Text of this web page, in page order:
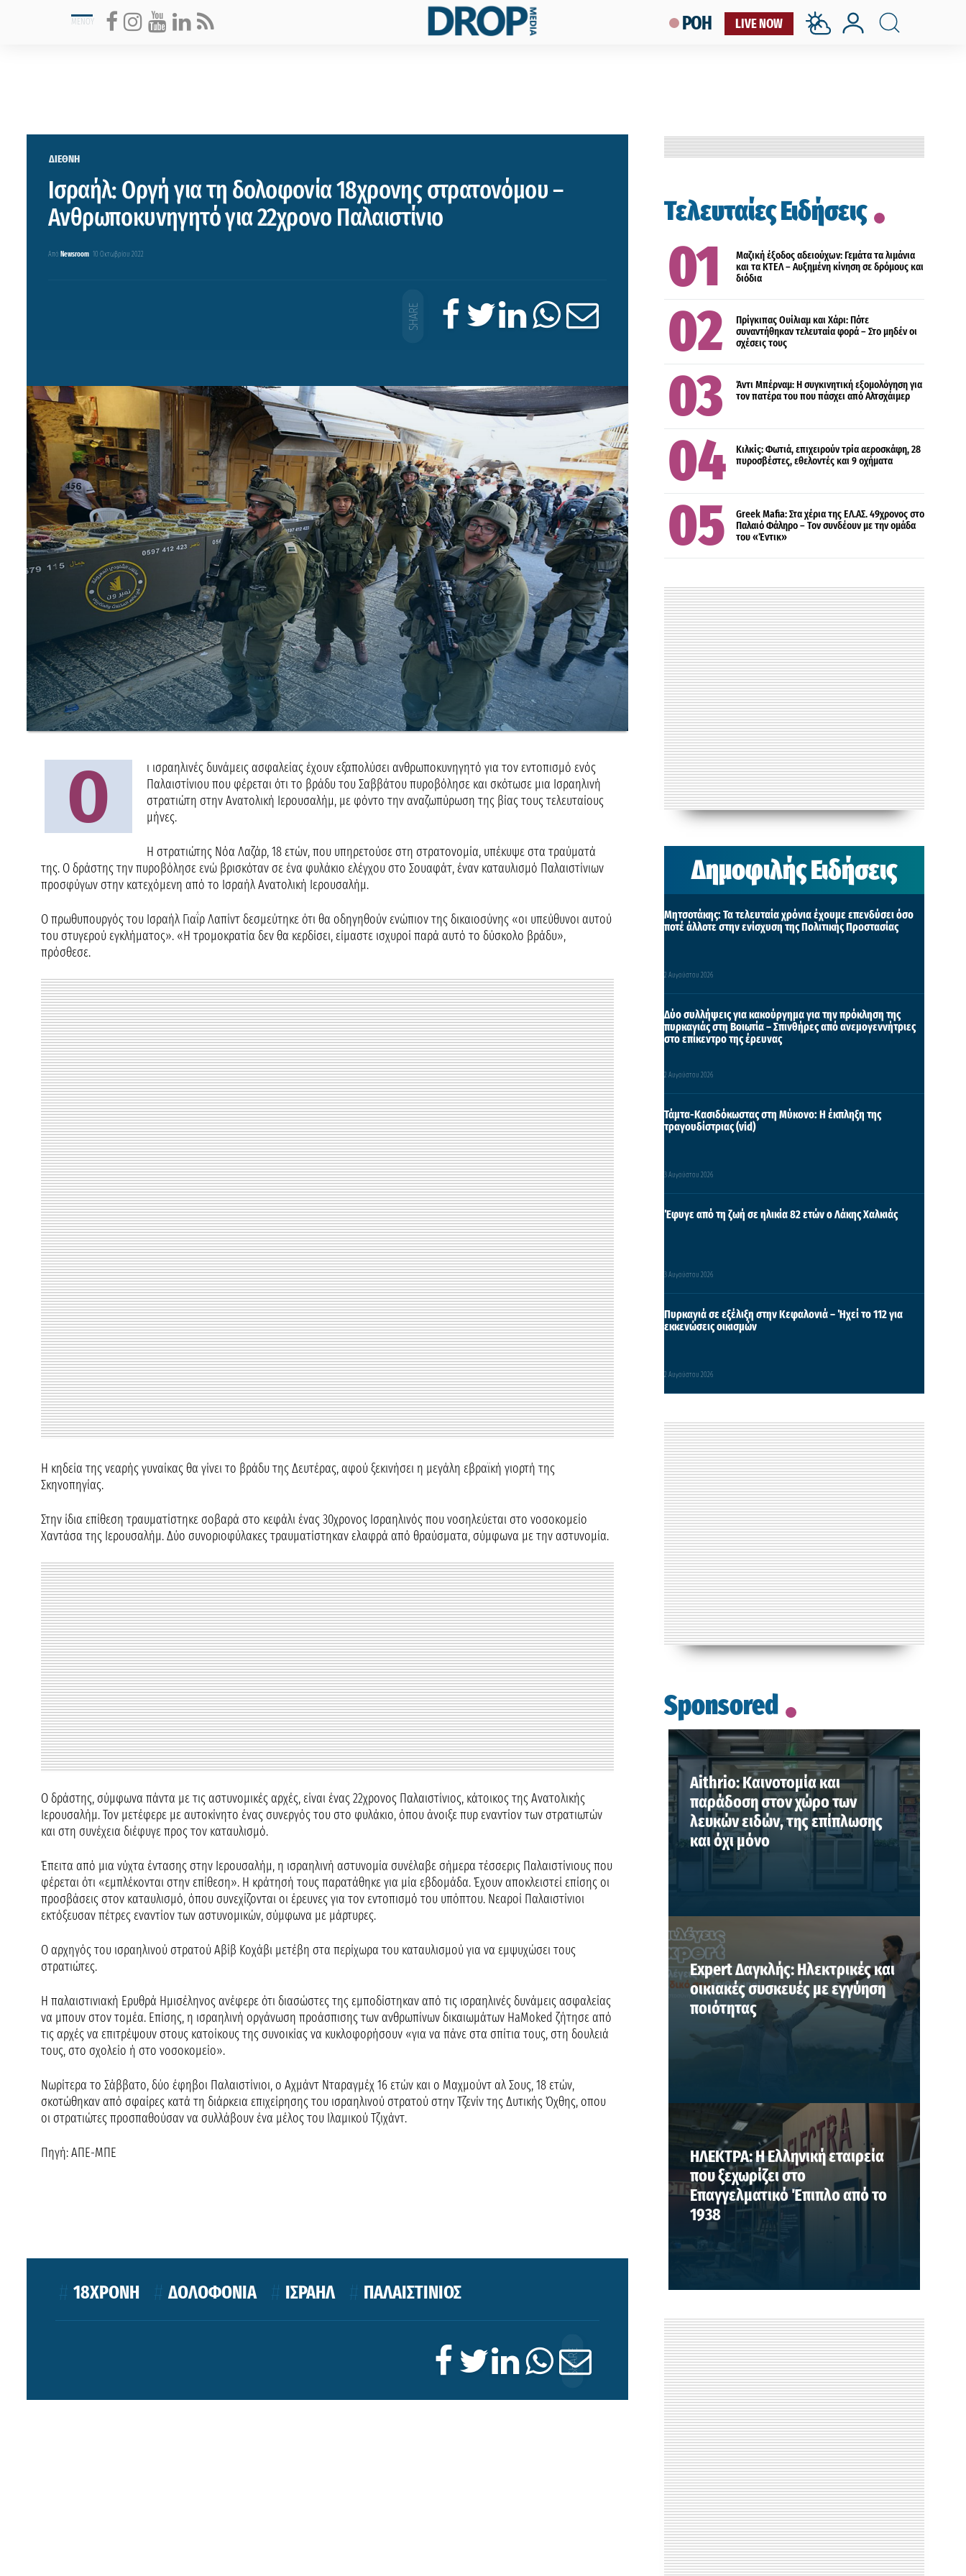
LIVE NOW
ΡΟΗ
ΔΙΕΘΝΗ
Ισραήλ: Οργή για τη δολοφονία 18χρονης στρατονόμου –
Ανθρωποκυνηγητό για 22χρονο Παλαιστίνιο
Από Newsroom 10 Οκτωβρίου 2022
Ο
ι ισραηλινές δυνάμεις ασφαλείας έχουν εξαπολύσει ανθρωποκυνηγητό για τον εντοπισμό ενός
Παλαιστίνιου που φέρεται ότι το βράδυ του Σαββάτου πυροβόλησε και σκότωσε μια Ισραηλινή
στρατιώτη στην Ανατολική Ιερουσαλήμ, με φόντο την αναζωπύρωση της βίας τους τελευταίους
μήνες.
Η στρατιώτης Νόα Λαζάρ, 18 ετών, που υπηρετούσε στη στρατονομία, υπέκυψε στα τραύματά
της. Ο δράστης την πυροβόλησε ενώ βρισκόταν σε ένα φυλάκιο ελέγχου στο Σουαφάτ, έναν καταυλισμό Παλαιστίνιων
προσφύγων στην κατεχόμενη από το Ισραήλ Ανατολική Ιερουσαλήμ.
Ο πρωθυπουργός του Ισραήλ Γιαΐρ Λαπίντ δεσμεύτηκε ότι θα οδηγηθούν ενώπιον της δικαιοσύνης «οι υπεύθυνοι αυτού
του στυγερού εγκλήματος». «Η τρομοκρατία δεν θα κερδίσει, είμαστε ισχυροί παρά αυτό το δύσκολο βράδυ»,
πρόσθεσε.
Η κηδεία της νεαρής γυναίκας θα γίνει το βράδυ της Δευτέρας, αφού ξεκινήσει η μεγάλη εβραϊκή γιορτή της
Σκηνοπηγίας.
Στην ίδια επίθεση τραυματίστηκε σοβαρά στο κεφάλι ένας 30χρονος Ισραηλινός που νοσηλεύεται στο νοσοκομείο
Χαντάσα της Ιερουσαλήμ. Δύο συνοριοφύλακες τραυματίστηκαν ελαφρά από θραύσματα, σύμφωνα με την αστυνομία.
Ο δράστης, σύμφωνα πάντα με τις αστυνομικές αρχές, είναι ένας 22χρονος Παλαιστίνιος, κάτοικος της Ανατολικής
Ιερουσαλήμ. Τον μετέφερε με αυτοκίνητο ένας συνεργός του στο φυλάκιο, όπου άνοιξε πυρ εναντίον των στρατιωτών
και στη συνέχεια διέφυγε προς τον καταυλισμό.
Έπειτα από μια νύχτα έντασης στην Ιερουσαλήμ, η ισραηλινή αστυνομία συνέλαβε σήμερα τέσσερις Παλαιστίνιους που
φέρεται ότι «εμπλέκονται στην επίθεση». Η κράτησή τους παρατάθηκε για μία εβδομάδα. Έχουν αποκλειστεί επίσης οι
προσβάσεις στον καταυλισμό, όπου συνεχίζονται οι έρευνες για τον εντοπισμό του υπόπτου. Νεαροί Παλαιστίνιοι
εκτόξευσαν πέτρες εναντίον των αστυνομικών, σύμφωνα με μάρτυρες.
Ο αρχηγός του ισραηλινού στρατού Αβίβ Κοχάβι μετέβη στα περίχωρα του καταυλισμού για να εμψυχώσει τους
στρατιώτες.
Η παλαιστινιακή Ερυθρά Ημισέληνος ανέφερε ότι διασώστες της εμποδίστηκαν από τις ισραηλινές δυνάμεις ασφαλείας
να μπουν στον τομέα. Επίσης, η ισραηλινή οργάνωση προάσπισης των ανθρωπίνων δικαιωμάτων HaMoked ζήτησε από
τις αρχές να επιτρέψουν στους κατοίκους της συνοικίας να κυκλοφορήσουν «για να πάνε στα σπίτια τους, στη δουλειά
τους, στο σχολείο ή στο νοσοκομείο».
Νωρίτερα το Σάββατο, δύο έφηβοι Παλαιστίνιοι, ο Αχμάντ Νταραγμέχ 16 ετών και ο Μαχμούντ αλ Σους, 18 ετών,
σκοτώθηκαν από σφαίρες κατά τη διάρκεια επιχείρησης του ισραηλινού στρατού στην Τζενίν της Δυτικής Όχθης, οπου
οι στρατιώτες προσπαθούσαν να συλλάβουν ένα μέλος του Ιλαμικού Τζιχάντ.
Πηγή: ΑΠΕ-ΜΠΕ
18ΧΡΟΝΗ ΔΟΛΟΦΟΝΙΑ ΙΣΡΑΗΛ ΠΑΛΑΙΣΤΙΝΙΟΣ
Τελευταίες Ειδήσεις
Μαζική έξοδος αδειούχων: Γεμάτα τα λιμάνια
και τα ΚΤΕΛ – Αυξημένη κίνηση σε δρόμους και
διόδια
ΔΙΕΘΝΗ
Πρίγκιπας Ουίλιαμ και Χάρι: Πότε
συναντήθηκαν τελευταία φορά – Στο μηδέν οι
σχέσεις τους
ΔΙΕΘΝΗ
Άντι Μπέρναμ: Η συγκινητική εξομολόγηση για
τον πατέρα του που πάσχει από Αλτσχάιμερ
ΕΛΛΑΔΑ
Κιλκίς: Φωτιά, επιχειρούν τρία αεροσκάφη, 28
πυροσβέστες, εθελοντές και 9 οχήματα
ΑΣΤΥΝΟΜΙΚΑ
Greek Mafia: Στα χέρια της ΕΛ.ΑΣ. 49χρονος στο
Παλαιό Φάληρο – Τον συνδέουν με την ομάδα
του «Έντικ»
Δημοφιλής Ειδήσεις
Μητσοτάκης: Τα τελευταία χρόνια έχουμε επενδύσει όσο
ποτέ άλλοτε στην ενίσχυση της Πολιτικής Προστασίας
2 Αυγούστου 2026
Δύο συλλήψεις για κακούργημα για την πρόκληση της
πυρκαγιάς στη Βοιωτία – Σπινθήρες από ανεμογεννήτριες
στο επίκεντρο της έρευνας
2 Αυγούστου 2026
Τάμτα-Κασιδόκωστας στη Μύκονο: Η έκπληξη της
τραγουδίστριας (vid)
3 Αυγούστου 2026
Έφυγε από τη ζωή σε ηλικία 82 ετών ο Λάκης Χαλκιάς
3 Αυγούστου 2026
Πυρκαγιά σε εξέλιξη στην Κεφαλονιά – Ήχεί το 112 για
εκκενώσεις οικισμών
2 Αυγούστου 2026
Sponsored
Aithrio: Καινοτομία και
παράδοση στον χώρο των
λευκών ειδών, της επίπλωσης
και όχι μόνο
Expert Δαγκλής: Ηλεκτρικές και
οικιακές συσκευές με εγγύηση
ποιότητας
ΗΛΕΚΤΡΑ: Η Ελληνική εταιρεία
που ξεχωρίζει στο
Επαγγελματικό Έπιπλο από το
1938